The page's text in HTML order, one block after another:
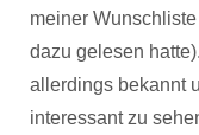
meiner
dazu gelesen
allerdings bekannt
interessant zu